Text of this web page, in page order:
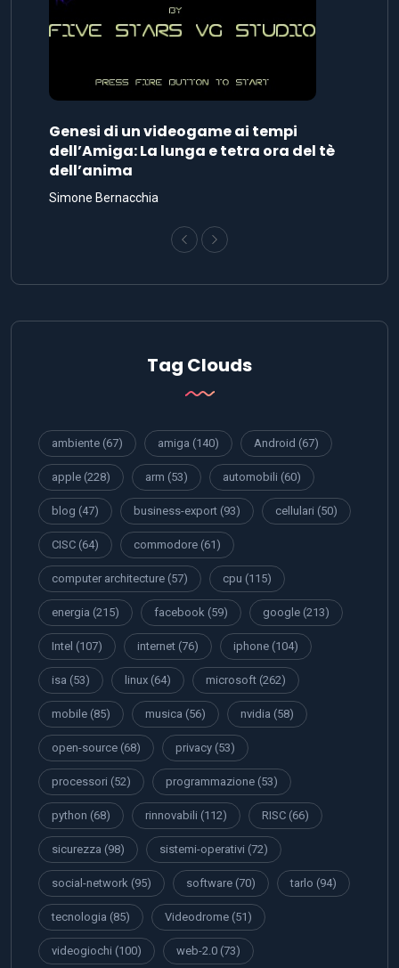
Genesi di un videogame ai tempi
dell’Amiga: La lunga e tetra ora del tè
dell’anima
Simone Bernacchia
Tag Clouds
ambiente (67) amiga (140) Android (67)
apple (228) arm (53) automobili (60)
blog (47) business-export (93) cellulari (50)
CISC (64) commodore (61)
computer architecture (57) cpu (115)
energia (215) facebook (59) google (213)
Intel (107) internet (76) iphone (104)
isa (53) linux (64) microsoft (262)
mobile (85) musica (56) nvidia (58)
open-source (68) privacy (53)
processori (52) programmazione (53)
python (68) rinnovabili (112) RISC (66)
sicurezza (98) sistemi-operativi (72)
social-network (95) software (70) tarlo (94)
tecnologia (85) Videodrome (51)
videogiochi (100) web-2.0 (73)